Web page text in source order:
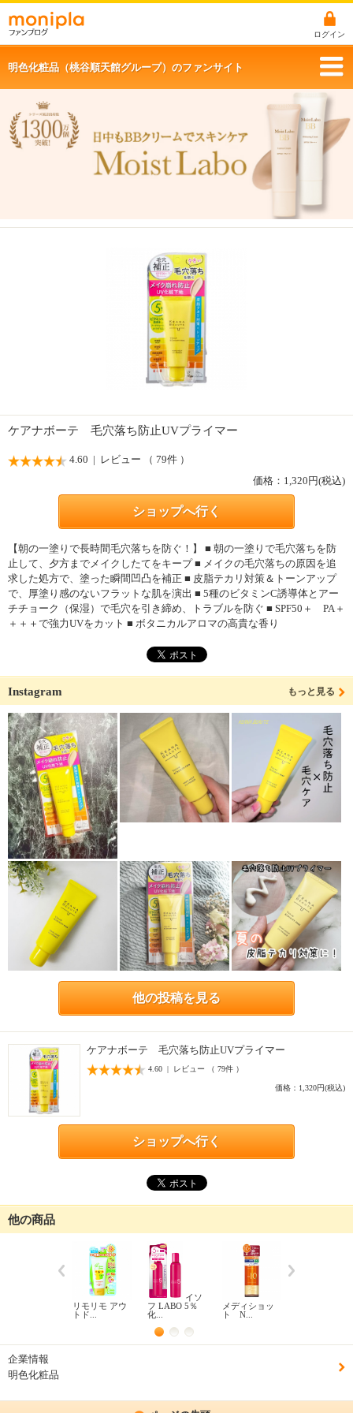
ログイン
明色化粧品（桃谷順天館グループ）のファンサイト
ケアナボーテ 毛穴落ち防止UVプライマー
4.60 | レビュー （ 79件 ）
価格： 1,320円(税込)
ショップへ行く
【朝の一塗りで長時間毛穴落ちを防ぐ！】 ■ 朝の一塗りで毛穴落ちを防
止して、夕方までメイクしたてをキープ ■ メイクの毛穴落ちの原因を追
求した処方で、塗った瞬間凹凸を補正 ■ 皮脂テカリ対策＆トーンアップ
で、厚塗り感のないフラットな肌を演出 ■ 5種のビタミンC誘導体とアー
チチョーク（保湿）で毛穴を引き締め、トラブルを防ぐ ■ SPF50＋ PA＋
＋＋＋で強力UVをカット ■ ボタニカルアロマの高貴な香り
Instagram もっと見る
他の投稿を見る
ケアナボーテ 毛穴落ち防止UVプライマー
4.60 | レビュー （ 79件 ）
価格：1,320円(税込)
ショップへ行く
他の商品
リモリモ アウ
トド...
イソ
フ LABO 5％
化...
メディショッ
ト N...
企業情報
明色化粧品